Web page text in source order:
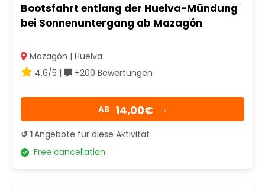
Bootsfahrt entlang der Huelva-Mündung
bei Sonnenuntergang ab Mazagón
Mazagón | Huelva
4.6/5 |
+200 Bewertungen
AB 14,00€ →
↺ 1Angebote für diese Aktivität
Free cancellation